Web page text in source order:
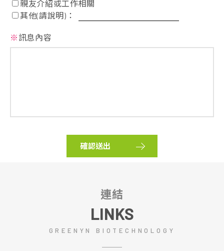
親友介紹或工作相關
其他(請說明)：
※ 訊息內容
確認送出
連結
LINKS
GREENYN BIOTECHNOLOGY